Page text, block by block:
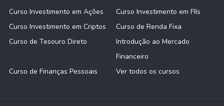
Curso Investimento em Ações
Curso Investimento em FIIs
Curso Investimento em Criptos
Curso de Renda Fixa
Curso de Tesouro Direto
Introdução ao Mercado
Financeiro
Curso de Finanças Pessoais
Ver todos os cursos